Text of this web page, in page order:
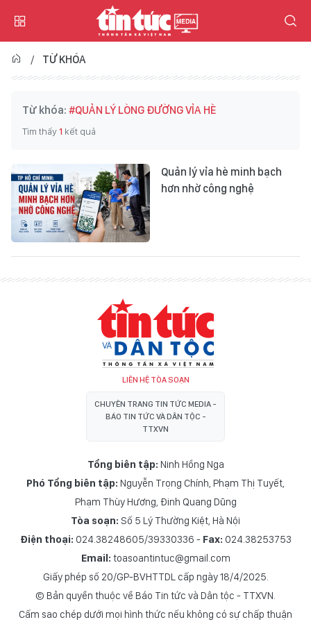
TỪ KHÓA
Từ khóa: #QUẢN LÝ LÒNG ĐƯỜNG VỈA HÈ
Tìm thấy1 kết quả
Quản lý vỉa hè minh bạch
hơn nhờ công nghệ
LIÊN HỆ TÒA SOẠN
CHUYÊN TRANG TIN TỨC MEDIA -
BÁO TIN TỨC VÀ DÂN TỘC -
TTXVN
Tổng biên tập: Ninh Hồng Nga
Phó Tổng biên tập: Nguyễn Trọng Chính Phạm Thị Tuyết
Phạm Thùy Hương Đinh Quang Dũng
Tòa soạn: Số 5 Lý Thường Kiệt, Hà Nội
Điện thoại: 024.38248605/39330336 - Fax: 024.38253753
Email: toasoantintuc@gmail.com
Giấy phép số 20/GP-BVHTTDL cấp ngày 18/4/2025.
© Bản quyền thuộc về Báo Tin tức và Dân tộc - TTXVN.
Cấm sao chép dưới mọi hình thức nếu không có sự chấp thuận